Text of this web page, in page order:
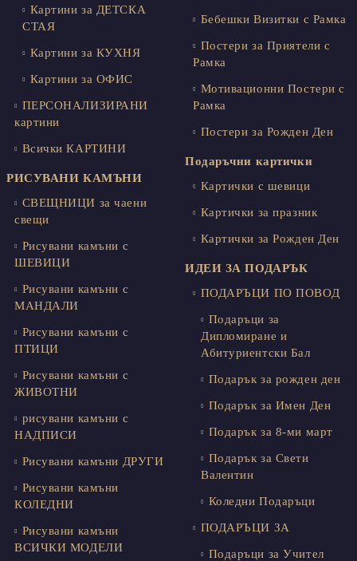
Картини за ДЕТСКА
СТАЯ
Картини за КУХНЯ
Картини за ОФИС
ПЕРСОНАЛИЗИРАНИ
картини
Всички КАРТИНИ
РИСУВАНИ КАМЪНИ
СВЕЩНИЦИ за чаени
свещи
Рисувани камъни с
ШЕВИЦИ
Рисувани камъни с
МАНДАЛИ
Рисувани камъни с
ПТИЦИ
Рисувани камъни с
ЖИВОТНИ
рисувани камъни с
НАДПИСИ
Рисувани камъни ДРУГИ
Рисувани камъни
КОЛЕДНИ
Рисувани камъни
ВСИЧКИ МОДЕЛИ
Бебешки Визитки с Рамка
Постери за Приятели с
Рамка
Мотивационни Постери с
Рамка
Постери за Рожден Ден
Подаръчни картички
Картички с шевици
Картички за празник
Картички за Рожден Ден
ИДЕИ ЗА ПОДАРЪК
ПОДАРЪЦИ ПО ПОВОД
Подаръци за
Дипломиране и
Абитуриентски Бал
Подарък за рожден ден
Подарък за Имен Ден
Подарък за 8-ми март
Подарък за Свети
Валентин
Коледни Подаръци
ПОДАРЪЦИ ЗА
Подаръци за Учител